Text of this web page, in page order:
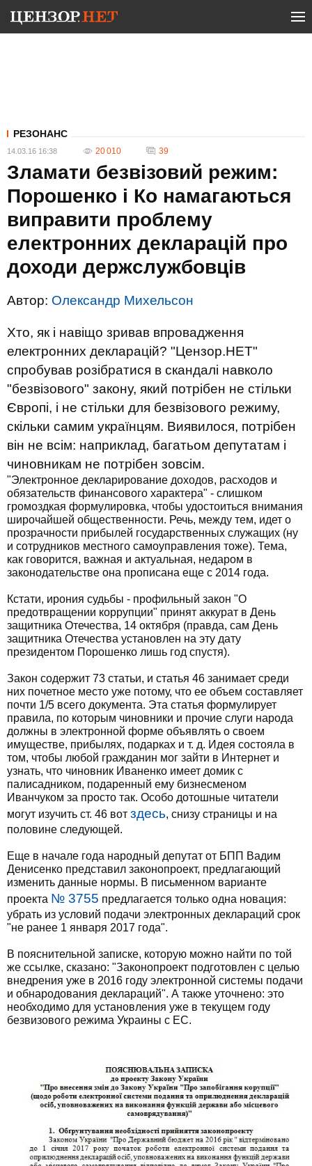
РЕЗОНАНС
14.03.16 16:38 20 010 39
Зламати безвізовий режим:
Порошенко і Ко намагаються
виправити проблему
електронних декларацій про
доходи держслужбовців
Автор: Олександр Михельсон
Хто, як і навіщо зривав впровадження
електронних декларацій? "Цензор.НЕТ"
спробував розібратися в скандалі навколо
"безвізового" закону, який потрібен не стільки
Європі, і не стільки для безвізового режиму,
скільки самим українцям. Виявилося, потрібен
він не всім: наприклад, багатьом депутатам і
чиновникам не потрібен зовсім.
"Электронное декларирование доходов, расходов и
обязательств финансового характера" - слишком
громоздкая формулировка, чтобы удостоиться внимания
широчайшей общественности. Речь, между тем, идет о
прозрачности прибылей государственных служащих (ну
и сотрудников местного самоуправления тоже). Тема,
как говорится, важная и актуальная, недаром в
законодательстве она прописана еще с 2014 года.
Кстати, ирония судьбы - профильный закон "О
предотвращении коррупции" принят аккурат в День
защитника Отечества, 14 октября (правда, сам День
защитника Отечества установлен на эту дату
президентом Порошенко лишь год спустя).
Закон содержит 73 статьи, и статья 46 занимает среди
них почетное место уже потому, что ее объем составляет
почти 1/5 всего документа. Эта статья формулирует
правила, по которым чиновники и прочие слуги народа
должны в электронной форме объявлять о своем
имуществе, прибылях, подарках и т. д. Идея состояла в
том, чтобы любой гражданин мог зайти в Интернет и
узнать, что чиновник Иваненко имеет домик с
палисадником, подаренный ему бизнесменом
Иванчуком за просто так. Особо дотошные читатели
могут изучить ст. 46 вот здесь, снизу страницы и на
половине следующей.
Еще в начале года народный депутат от БПП Вадим
Денисенко представил законопроект, предлагающий
изменить данные нормы. В письменном варианте
проекта № 3755 предлагается только одна новация:
убрать из условий подачи электронных деклараций срок
"не ранее 1 января 2017 года".
В пояснительной записке, которую можно найти по той
же ссылке, сказано: "Законопроект подготовлен с целью
внедрения уже в 2016 году электронной системы подачи
и обнародования деклараций". А также уточнено: это
необходимо для установления уже в текущем году
безвизового режима Украины с ЕС.